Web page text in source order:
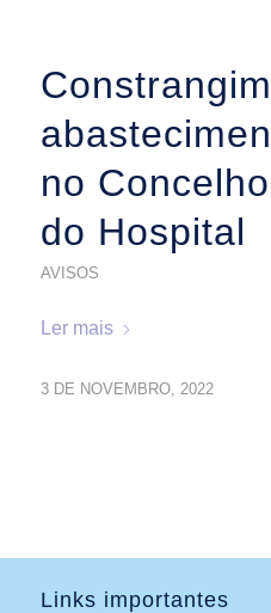
no
do Hospital
AVISOS
Ler mais
3 DE NOVEMBRO, 2022
Links importantes